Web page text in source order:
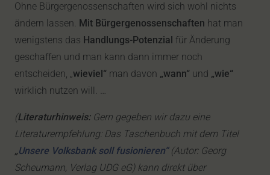
Ohne Bürgergenossenschaften wird sich wohl nichts
ändern lassen. Mit Bürgergenossenschaften hat man
wenigstens das Handlungs-Potenzial für Änderung
geschaffen und man kann dann immer noch
entscheiden, „wieviel“ man davon „wann“ und „wie“
wirklich nutzen will. …
(Literaturhinweis:Gern gegeben wir dazu eine
Literaturempfehlung: Das Taschenbuch mit dem Titel
„Unsere Volksbank soll fusionieren“(Autor: Georg
Scheumann, Verlag UDG eG) kann direkt über